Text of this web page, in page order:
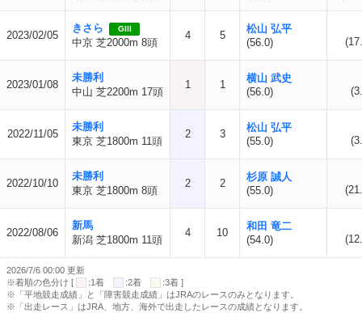
2023/02/05
きさら GIII
中京 芝2000m 8頭
4 5
松山 弘平
(56.0)
2023/01/08
未勝利
中山 芝2200m 17頭
1 1
横山 武史
(56.0)
2022/11/05
未勝利
東京 芝1800m 11頭
2 3
松山 弘平
(55.0)
2022/10/10
未勝利
東京 芝1800m 8頭
2 2
杉原 誠人
(55.0)
2022/08/06
新馬
新潟 芝1800m 11頭
4 10
和田 竜二
(54.0)
2026/7/6 00:00 更新
※着順の色分け [
:1着 :2着
:3着 ]
※「平地競走成績」と「障害競走成績」はJRAのレースのみとなります。
※「出走レース」はJRA、地方、海外で出走したレースの成績となります。